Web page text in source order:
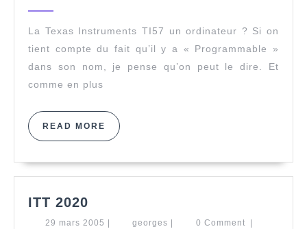
La Texas Instruments TI57 un ordinateur ? Si on
tient compte du fait qu’il y a « Programmable »
dans son nom, je pense qu’on peut le dire. Et
comme en plus
READ MORE READ
MORE
ITT 2020
29 mars 2005 29
georges georges0 Comment